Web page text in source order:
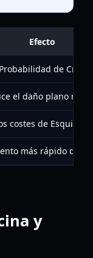
Efecto
de
el daño plano
costes de Esquivar/
más rápido del
y